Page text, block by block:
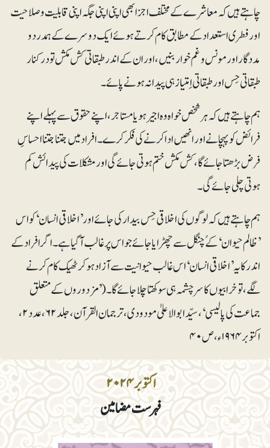
اکتوبر ۲۰۲۴
فہرست مضامین
چاہتے ہیں کہ معاشرے کے مختلف اجزا بھی اپنی اپنی جگہ اپنی قابلیت و صلاحیت
اور فطری استعداد کے مطابق کام کرتے ہوئے ایک دوسرے کے ہمدرد و
مددگار اور مونس و غم خوار بنیں،اور ان کے اندر طبقاتی کش مکش تو درکنار
طبقاتی حِس اور طبقاتی اِمتیاز ہی پیدا نہ ہونے پائے۔
ہم چاہتے ہیں کہ ہرشخص خواہ وہ اجیر ہو یا مستاجر، اپنے حقوق سے پہلے اپنے
فرائض کو پہچانے اور انھیں ادا کرنے کی فکر کرے۔ افراد میں جتنا جتنا احساسِ
فرض بڑھتا جائے گا، کش مکش ختم ہوتی جائے گی اور مشکلات کی پیدائش کم
ہوتی چلی جائے گی۔
ہم چاہتے ہیں کہ لوگوں کی اخلاقی حِس بیدار کی جائے اور ’اخلاقی انسان‘ کو اس
’ظالم حیوان‘ کے ُچنگل سے چھڑایا جائے جو اس پر غالب آگیا ہے۔ اگر افراد کے
اندر کا یہ ’اخلاقی انسان‘ اس غالب حیوانیت سے آزاد ہوکر ٹھیک کام کرنے
لگے، تو خرابیوں کا سرچشمہ ہی سوکھتا چلا جائے گا۔ (’مزدوروں کے متعلق
جماعت کی پالیسی‘، سیّد ابوالاعلیٰ مودودی، ترجمان القرآن، جلد۶۲، عدد۲،
اکتوبر ۱۹۶۴ء، ص۴۰